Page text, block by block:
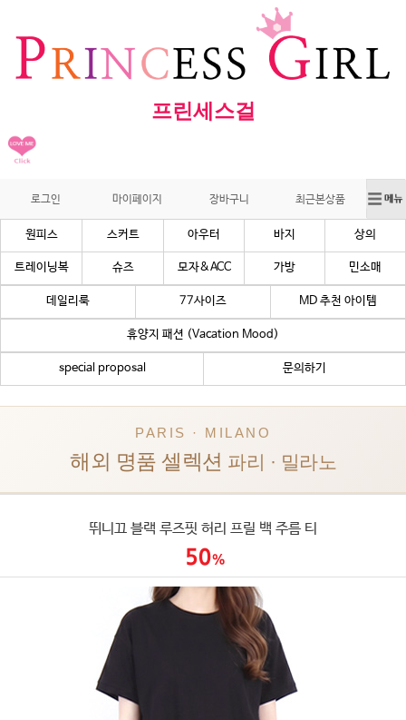
프린세스걸
로그인 마이페이지 장바구니 최근본상품
원피스 스커트 아우터 바지 상의
트레이닝복 슈즈 모자&ACC 가방 민소매
데일리룩 77사이즈 MD 추천 아이템
휴양지 패션 (Vacation Mood)
special proposal 문의하기
PARIS · MILANO
해외 명품 셀렉션 파리 · 밀라노
뛰니끄 블랙 루즈핏 허리 프릴 백 주름 티